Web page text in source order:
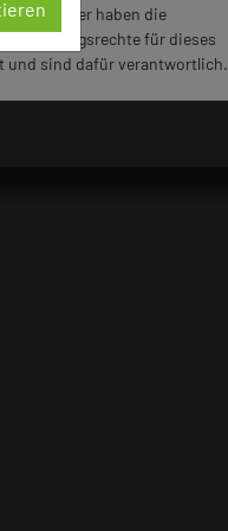
der Bilder haben die
die Nutzungsrechte für dieses
und sind dafür verantwortlich.